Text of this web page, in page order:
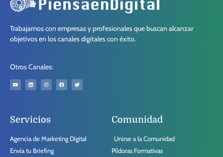
Trabajamos con empresas y profesionales que buscan alcanzar
objetivos en los canales digitales con éxito.
Otros Canales:
Servicios
Agencia de Marketing Digital
Envía tu Briefing
Comunidad
Unirse a la Comunidad
Píldoras Formativas